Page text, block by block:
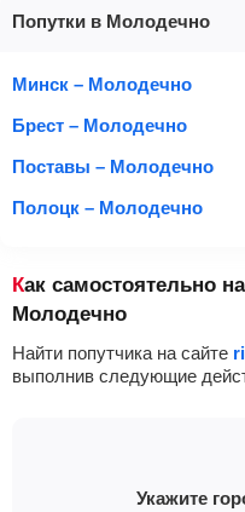
Попутки в Молодечно
Минск – Молодечно
Брест – Молодечно
Поставы – Молодечно
Полоцк – Молодечно
Как самостоятельно найти попутчика Глубокое →
Молодечно
Найти попутчика на сайте
выполнив следующие
Укажите